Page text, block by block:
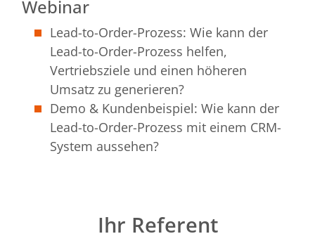
Webinar
Lead-to-Order-Prozess: Wie kann der
Lead-to-Order-Prozess helfen,
Vertriebsziele und einen höheren
Umsatz zu generieren?
Demo & Kundenbeispiel: Wie kann der
Lead-to-Order-Prozess mit einem CRM-
System aussehen?
Ihr Referent